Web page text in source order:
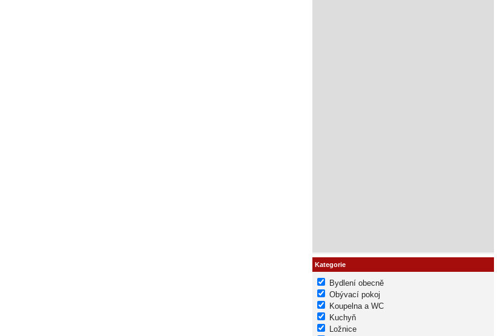
Kategorie
Bydlení obecně
Obývací pokoj
Koupelna a WC
Kuchyň
Ložnice